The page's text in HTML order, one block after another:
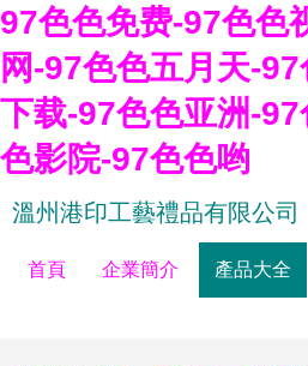
97色色免费-97色色
网-97色色五月天-
下载-97色色亚洲-
色影院-97色色哟
溫州港印工藝禮品有限公司
首頁 企業簡介 產品大全